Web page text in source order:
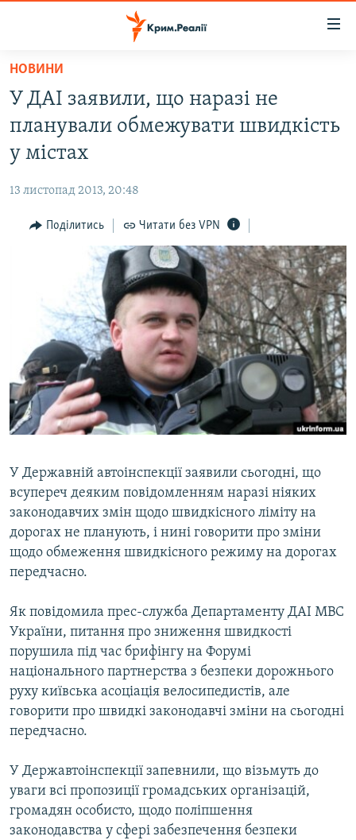
Перейти
основного
матеріалу
Перейти
до
основної
Перейти
ВОДА.КРИМ
ВІДЕО ТА ФОТО
БЛОГИ
ПОГЛЯД
ВСЕ ЗА ДЕНЬ
СПЕЦПРОЕКТИ
ДЕПОРТАЦІЯ
ВІДЕОУРОКИ «ELIFBE»
СВІДЧЕННЯ ОКУПАЦІЇ
УКРАЇНСЬКА ПРОБЛЕМА КРИМУ
ЯК ОБІЙТИ БЛОКУВАННЯ
Русский
Qırımtatar
Усі сайти RFE/RL
НОВИНИ
У ДАІ заявили, що наразі не
планували обмежувати швидкість
у містах
13 листопад 2013, 20:48
Поділитись Читати без VPN
У Державній автоінспекції заявили сьогодні, що
всупереч деяким повідомленням наразі ніяких
законодавчих змін щодо швидкісного ліміту на
дорогах не планують, і нині говорити про зміни
щодо обмеження швидкісного режиму на дорогах
передчасно.
Як повідомила прес-служба Департаменту ДАІ МВС
України, питання про зниження швидкості
порушила під час брифінгу на Форумі
національного партнерства з безпеки дорожнього
руху київська асоціація велосипедистів, але
говорити про швидкі законодавчі зміни на сьогодні
передчасно.
У Державтоінспекції запевнили, що візьмуть до
уваги всі пропозиції громадських організацій,
громадян особисто, щодо поліпшення
законодавства у сфері забезпечення безпеки